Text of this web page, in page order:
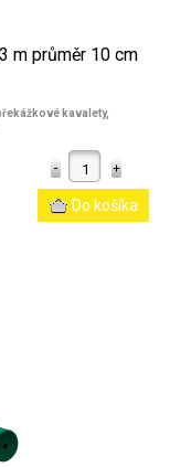
m průměr 10 cm
kavalety,